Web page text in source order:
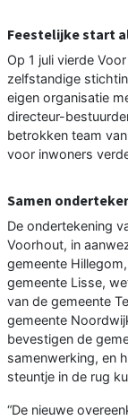
Feestelijke start
Op 1 juli vierde
zelfstandige
eigen organisatie
directeur-
betrokken team
voor inwoners
Samen
De ondertekening
Voorhout, in
gemeente
gemeente Lisse,
van de gemeente
gemeente
bevestigen de
samenwerking, en
steuntje in de rug
“De nieuwe